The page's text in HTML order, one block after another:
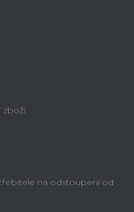
zboží
na odstoupení od